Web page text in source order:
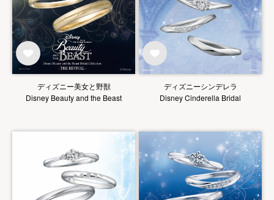
ディズニー美女と野獣
Disney Beauty and the Beast
ディズニーシンデレラ
Disney Cinderella Bridal